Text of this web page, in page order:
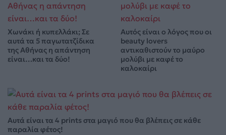
Χωνάκι ή κυπελλάκι; Σε
αυτά τα 5 παγωτατζίδικα
της Αθήνας η απάντηση
είναι…και τα δύο!
Αυτός είναι ο λόγος που οι
beauty lovers
αντικαθιστούν το μαύρο
μολύβι με καφέ το
καλοκαίρι
Αυτά είναι τα 4 prints στα μαγιό που θα βλέπεις σε κάθε
παραλία φέτος!